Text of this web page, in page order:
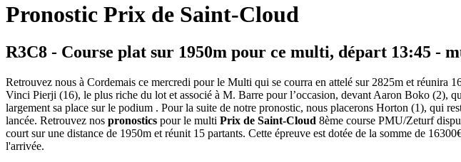
Pronostic Prix de Saint-Cloud
R3C8 - Course plat sur 1950m pour ce multi, départ 13:45 -
Retrouvez nous à Cordemais ce mercredi pour le Multi qui se courra en attelé sur 2825m et
Vinci Pierji (16), le plus riche du lot et associé à M. Barre pour l’occasion, devant Aaron Boko (2),
largement sa place sur le podium . Pour la suite de notre pronostic, nous placerons Horton (1), qui
lancée. Retrouvez nos pronostics pour le multi Prix de Saint-Cloud 8ème course PMU/Zeturf
court sur une distance de 1950m et réunit 15 partants. Cette épreuve est dotée de la somme de
l'arrivée.